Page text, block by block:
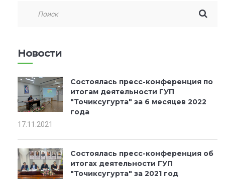
Новости
Состоялась пресс-конференция по
итогам деятельности ГУП
"Точиксугурта" за 6 месяцев 2022
года
17.11.2021
Состоялась пресс-конференция об
итогах деятельности ГУП
"Точиксугурта" за 2021 год